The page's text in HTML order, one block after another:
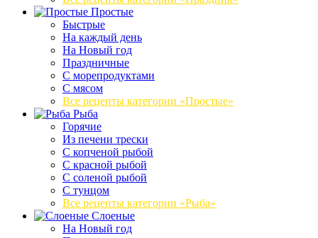
Простые
Быстрые
На каждый день
На Новый год
Праздничные
С морепродуктами
С мясом
Все рецепты категории «Простые»
Рыба
Горячие
Из печени трески
С копченой рыбой
С красной рыбой
С соленой рыбой
С тунцом
Все рецепты категории «Рыба»
Слоеные
На Новый год